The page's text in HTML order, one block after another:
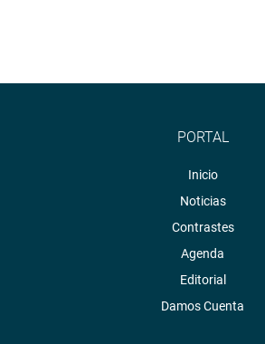
PORTAL
Inicio
Noticias
Contrastes
Agenda
Editorial
Damos Cuenta